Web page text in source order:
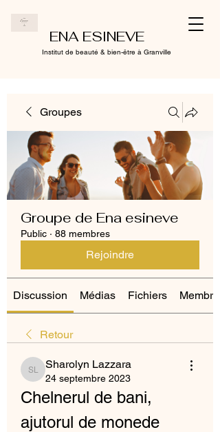
ENA ESINEVE
Institut de beauté & bien-être à Granville
Groupes
Groupe de Ena esineve
Public · 88 membres
Rejoindre
Discussion Médias Fichiers Membres
Retour
Sharolyn Lazzara
Sharolyn Lazzara
24 septembre 2023
Chelnerul de bani,
ajutorul de monede